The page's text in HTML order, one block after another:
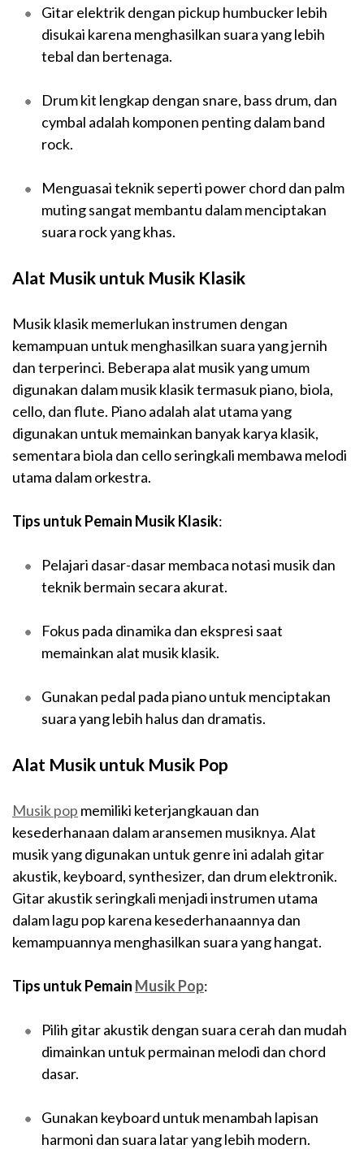
Gitar elektrik dengan pickup humbucker lebih
disukai karena menghasilkan suara yang lebih
tebal dan bertenaga.
Drum kit lengkap dengan snare, bass drum, dan
cymbal adalah komponen penting dalam band
rock.
Menguasai teknik seperti power chord dan palm
muting sangat membantu dalam menciptakan
suara rock yang khas.
Alat Musik untuk Musik Klasik
Musik klasik memerlukan instrumen dengan
kemampuan untuk menghasilkan suara yang jernih
dan terperinci. Beberapa alat musik yang umum
digunakan dalam musik klasik termasuk piano, biola,
cello, dan flute. Piano adalah alat utama yang
digunakan untuk memainkan banyak karya klasik,
sementara biola dan cello seringkali membawa melodi
utama dalam orkestra.
Tips untuk Pemain Musik Klasik:
Pelajari dasar-dasar membaca notasi musik dan
teknik bermain secara akurat.
Fokus pada dinamika dan ekspresi saat
memainkan alat musik klasik.
Gunakan pedal pada piano untuk menciptakan
suara yang lebih halus dan dramatis.
Alat Musik untuk Musik Pop
Musik pop memiliki keterjangkauan dan
kesederhanaan dalam aransemen musiknya. Alat
musik yang digunakan untuk genre ini adalah gitar
akustik, keyboard, synthesizer, dan drum elektronik.
Gitar akustik seringkali menjadi instrumen utama
dalam lagu pop karena kesederhanaannya dan
kemampuannya menghasilkan suara yang hangat.
Tips untuk Pemain Musik Pop:
Pilih gitar akustik dengan suara cerah dan mudah
dimainkan untuk permainan melodi dan chord
dasar.
Gunakan keyboard untuk menambah lapisan
harmoni dan suara latar yang lebih modern.